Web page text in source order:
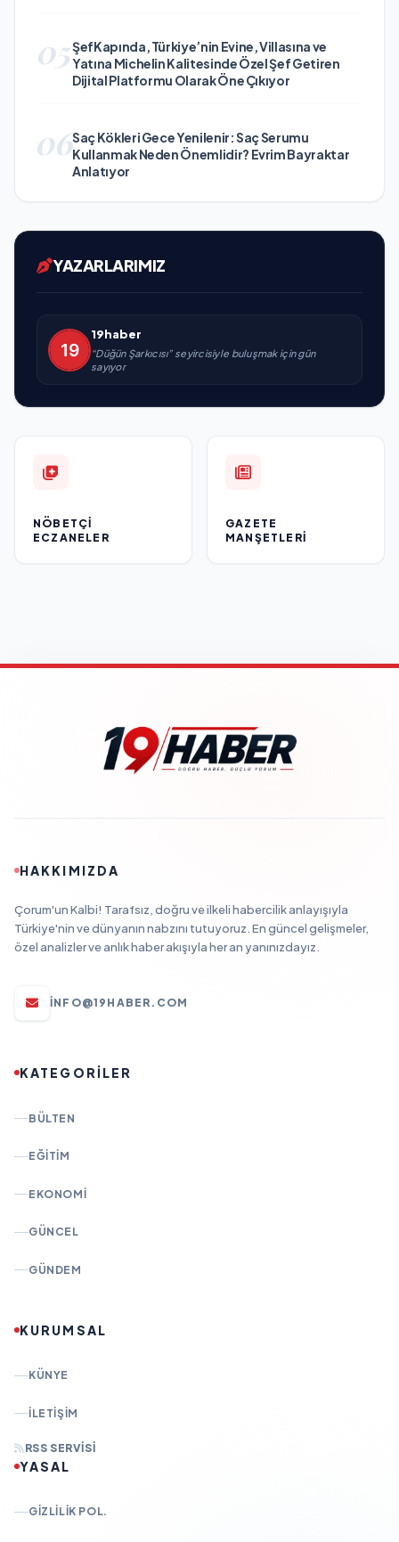
05ŞefKapında, Türkiye’nin Evine, Villasına ve
Yatına Michelin Kalitesinde Özel Şef Getiren
Dijital Platformu Olarak Öne Çıkıyor
06Saç Kökleri Gece Yenilenir: Saç Serumu
Kullanmak Neden Önemlidir? Evrim Bayraktar
Anlatıyor
YAZARLARIMIZ
19haber
“Düğün Şarkıcısı” seyircisiyle buluşmak için gün
sayıyor
NÖBETÇI
ECZANELER
GAZETE
MANŞETLERI
HAKKIMIZDA
Çorum'un Kalbi! Tarafsız, doğru ve ilkeli habercilik anlayışıyla
Türkiye'nin ve dünyanın nabzını tutuyoruz. En güncel gelişmeler,
özel analizler ve anlık haber akışıyla her an yanınızdayız.
INFO@19HABER.COM
KATEGORİLER
BÜLTEN
EĞITIM
EKONOMI
GÜNCEL
GÜNDEM
KURUMSAL
KÜNYE
İLETIŞIM
RSS SERVISI
YASAL
GIZLILIK POL.